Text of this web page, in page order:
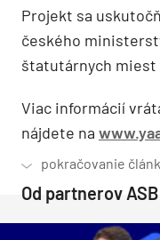
Projekt sa
českého
štatutárnych miest
Viac informácií
nájdete na
Od partnerov ASB